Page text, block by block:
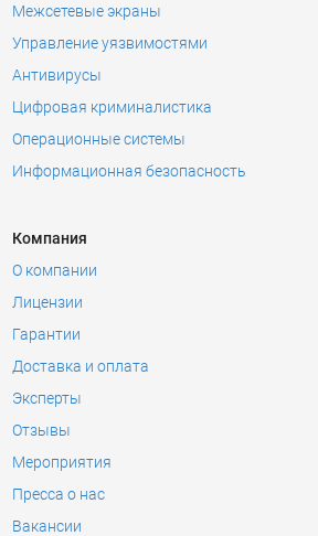
Межсетевые экраны
Управление уязвимостями
Антивирусы
Цифровая криминалистика
Операционные системы
Информационная безопасность
Компания
О компании
Лицензии
Гарантии
Доставка и оплата
Эксперты
Отзывы
Мероприятия
Пресса о нас
Вакансии